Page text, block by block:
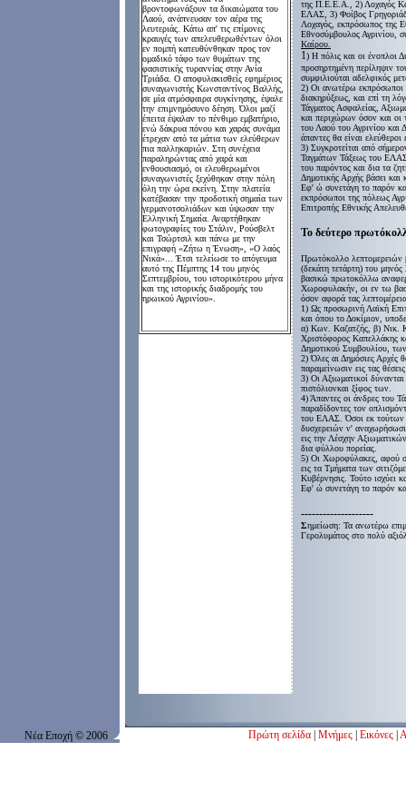
βροντοφωνάξουν τα δικαιώματα του
Λαού, ανάπνευσαν τον αέρα της
λευτεριάς. Κάτω απ' τις επίμονες
κραυγές των απελευθερωθέντων όλοι
εν πομπή κατευθύνθηκαν προς τον
ομαδικό τάφο των θυμάτων της
φασιστικής τυραννίας στην Ανία
Τριάδα. Ο αποφυλακισθείς εφημέριος
συναγωνιστής Κωνσταντίνος Βαλλής,
σε μία ατμόσφαιρα συγκίνησης, έψαλε
την επιμνημόσυνο δέηση. Όλοι μαζί
έπειτα έψαλαν το πένθιμο εμβατήριο,
ενώ δάκρυα πόνου και χαράς συνάμα
έτρεχαν από τα μάτια των ελεύθερων
πια παλληκαριών. Στη συνέχεια
παραληρώντας από χαρά και
ενθουσιασμό, οι ελευθερωμένοι
συναγωνιστές ξεχύθηκαν στην πόλη
όλη την ώρα εκείνη. Στην πλατεία
κατέβασαν την προδοτική σημαία των
γερμανοτσολιάδων και ύψωσαν την
Ελληνική Σημαία. Αναρτήθηκαν
φωτογραφίες του Στάλιν, Ρούσβελτ
και Τσώρτσιλ και πάνω με την
επιγραφή «Ζήτω η Ένωση», «Ο λαός
Νικά»... Έτσι τελείωσε το απόγευμα
αυτό της Πέμπτης 14 του μηνός
Σεπτεμβρίου, του ιστορικότερου μήνα
και της ιστορικής διαδρομής του
ηρωικού Αγρινίου».
της Π.Ε.Ε.Α., 2) Λοχαγός
ΕΛΑΣ, 3) Φοίβος
Λοχαγός, εκπρόσωπος της
Εθνοσύμβουλος Αγρινίου,
Καίρου.
1) Η πόλις και οι ένοπλοι
προσηρτημένη περίληψιν
συμφιλιούται αδελφικός
2) Οι ανωτέρω εκπρόσωποι
διακηρύξεως, και επί τη
Τάγματος Ασφαλείας,
και περιχώρων όσον και
του Λαού του Αγρινίου και
άπαντες θα είναι
3) Συγκροτείται από
Ταγμάτων Τάξεως του
του παρόντος και δια τα
Δημοτικής Αρχής βάσει
Εφ' ώ συνετάγη το παρόν
εκπρόσωποι της πόλεως
Επιτροπής Εθνικής
Το δεύτερο
Πρωτόκολλο λεπτομερειών
(δεκάτη τετάρτη) του μηνός
βασικώ πρωτοκόλλω
Χωροφυλακήν, οι εν τω
όσον αφορά τας
1) Ως προσωρινή Λαϊκή
και όπου το Δοκίμιον,
α) Κων. Καζατζής, β) Νικ.
Χριστόφορος Καπελλάκης
Δημοτικού Συμβουλίου,
2) Όλες αι Δημόσιες Αρχές
παραμείνωσιν εις τας
3) Οι Αξιωματικοί
πιστόλιονκαι ξίφος των.
4) Άπαντες οι άνδρες του
παραδίδοντες τον
του ΕΛΑΣ. Όσοι εκ τούτων
δυσχερειών ν'
εις την Λέσχην
δια φύλλου πορείας.
5) Οι Χωροφύλακες, αφού
εις τα Τμήματα των
Κυβέρνησις. Τούτο ισχύει
Εφ' ώ συνετάγη το παρόν
--------------------
Σημείωση: Τα ανωτέρω
Γερολυμάτος στο πολύ
Νέα Εποχή © 2006 Πρώτη σελίδα Μνήμες Εικόνες